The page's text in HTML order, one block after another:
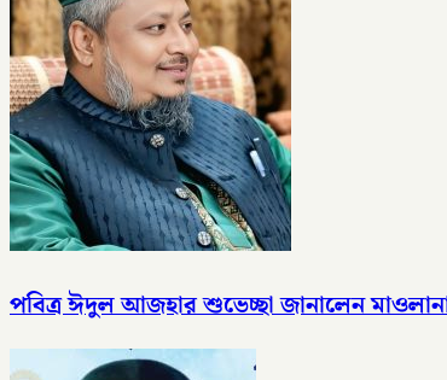
পবিত্র ঈদুল আজহার শুভেচ্ছা জানালেন